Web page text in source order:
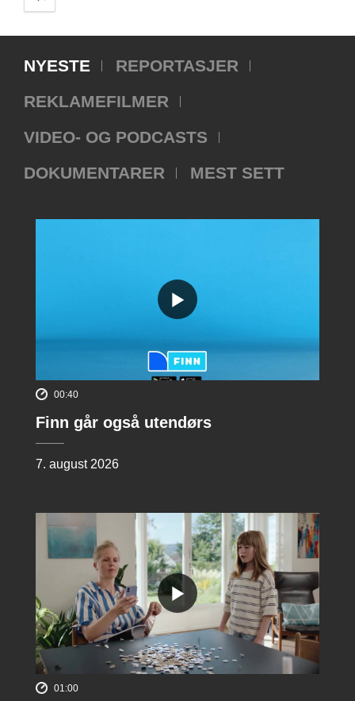
NYESTE
REPORTASJER
REKLAMEFILMER
VIDEO- OG PODCASTS
DOKUMENTARER
MEST SETT
00:40
Finn går også utendørs
7. august 2026
01:00